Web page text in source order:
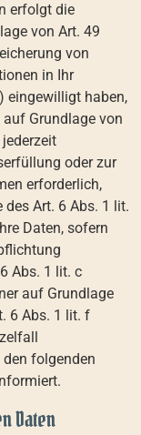
erfolgt die
von Art. 49
von
in Ihr
eingewilligt haben,
Grundlage von
oder zur
erforderlich,
Art. 6 Abs. 1 lit.
Daten, sofern
Abs. 1 lit. c
auf Grundlage
6 Abs. 1 lit. f
folgenden
Daten